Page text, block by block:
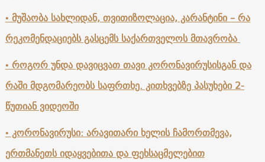
• მუშაობა სახლიდან, თვითიზოლაცია, კარანტინი – რა
რეკომენდაციებს გასცემს საქართველოს მთავრობა
• როგორ უნდა დავიცვათ თავი კორონავირუსისგან და
რაში მდგომარეობს საფრთხე. კითხვებზე პასუხები 2-
წუთიან ვიდეოში
• კორონავირუსი: არავითარი ხელის ჩამორთმევა,
ერთმანეთს იდაყვებითა და ფეხსაცმელებით